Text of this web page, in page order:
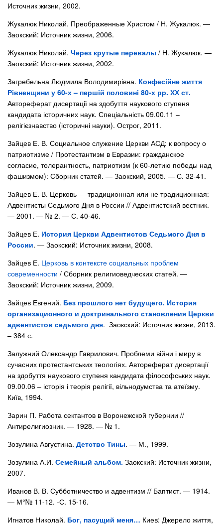
Источник жизни, 2002.
Жукалюк Николай. Преображенные Христом / Н. Жукалюк. —
Заокский: Источник жизни, 2006.
Жукалюк Николай. Через крутые перевалы / Н. Жукалюк. —
Заокский: Источник жизни, 2002.
Загребельна Людмила Володимирівна. Конфесійне життя
Рівненщини у 60-х – першій половині 80-х рр. ХХ ст.
Автореферат дисертації на здобуття наукового ступеня
кандидата історичних наук. Спеціальність 09.00.11 –
релігієзнавство (історичні науки). Острог, 2011.
Зайцев Е. В. Социальное служение Церкви АСД: к вопросу о
патриотизме / Протестантизм в Евразии: гражданское
согласие, толерантность, патриотизм (к 60-летию победы над
фашизмом): Сборник статей. — Заокский, 2005. — С. 32-41.
Зайцев Е. В. Церковь — традиционная или не традиционная:
Адвентисты Седьмого Дня в России // Адвентистский вестник.
— 2001. — № 2. — С. 40-46.
Зайцев Е. История Церкви Адвентистов Седьмого Дня в
России. — Заокский: Источник жизни, 2008.
Зайцев Е. Церковь в контексте социальных проблем
современности / Сборник религиоведческих статей. —
Заокский: Источник жизни, 2009.
Зайцев Евгений. Без прошлого нет будущего. История
организационного и доктринального становления Церкви
адвентистов седьмого дня. Заокский: Источник жизни, 2013.
– 384 с.
Залужний Олександр Гаврилович. Проблеми війни і миру в
сучасних протестантських теологіях. Автореферат дисертації
на здобуття наукового ступеня кандидата філософських наук.
09.00.06 – історія і теорія релігії, вільнодумства та атеїзму.
Київ, 1994.
Зарин П. Работа сектантов в Воронежской губернии //
Антирелигиозник. — 1928. — № 1.
Зозулина Августина. Детство Тины. — М., 1999.
Зозулина А.И. Семейный альбом. Заокский: Источник жизни,
2007.
Иванов В. В. Субботничество и адвентизм // Баптист. — 1914.
— М°№ 11-12. -С. 15-16.
Игнатов Николай. Бог, пасущий меня… Киев: Джерело життя,